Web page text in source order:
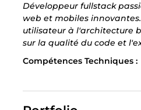
Développeur fullstack
web et mobiles
utilisateur à l'architecture
sur la qualité du code et
Compétences Techniques :
SQLAlchemy